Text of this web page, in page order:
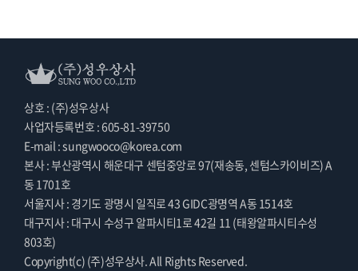
상호 : (주)성우상사
사업자등록번호 : 605-81-39750
E-mail : sungwooco@korea.com
본사 : 부산광역시 해운대구 센텀중앙로 97(재송동, 센텀스카이비즈) A
동 1701호
서울지사 : 경기도 광명시 일직로 43 GIDC광명역 A동 1514호
대구지사 : 대구시 수성구 알파시티1로 42길 11 (태왕알파시티수성
803호)
Copyright(c) (주)성우상사. All Rights Reserved.